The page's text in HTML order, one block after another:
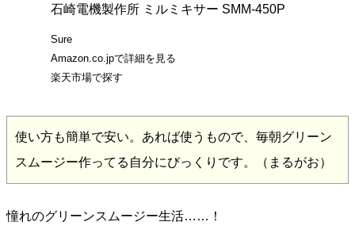
石崎電機製作所 ミルミキサー SMM-450P
Sure
Amazon.co.jpで詳細を見る
楽天市場で探す
使い方も簡単で安い。あれば使うもので、毎朝グリーン
スムージー作ってる自分にびっくりです。（まるがお）
憧れのグリーンスムージー生活……！